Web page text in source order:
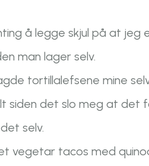
å legge skjul på at jeg
man lager selv.
tortillalefsene mine
siden det slo meg at det
selv.
vegetar tacos med